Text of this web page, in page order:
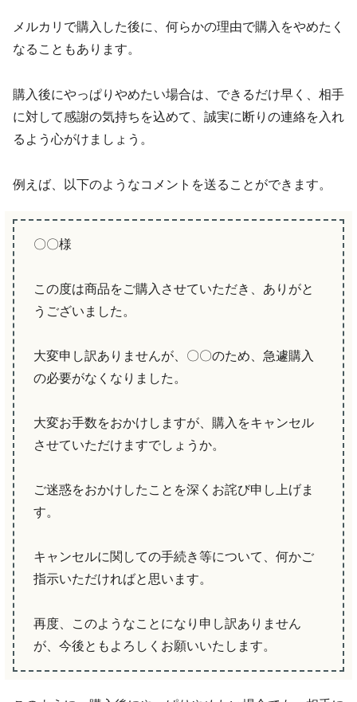
メルカリで購入した後に、何らかの理由で購入をやめたく
なることもあります。
購入後にやっぱりやめたい場合は、できるだけ早く、相手
に対して感謝の気持ちを込めて、誠実に断りの連絡を入れ
るよう心がけましょう。
例えば、以下のようなコメントを送ることができます。
〇〇様
この度は商品をご購入させていただき、ありがと
うございました。
大変申し訳ありませんが、〇〇のため、急遽購入
の必要がなくなりました。
大変お手数をおかけしますが、購入をキャンセル
させていただけますでしょうか。
ご迷惑をおかけしたことを深くお詫び申し上げま
す。
キャンセルに関しての手続き等について、何かご
指示いただければと思います。
再度、このようなことになり申し訳ありません
が、今後ともよろしくお願いいたします。